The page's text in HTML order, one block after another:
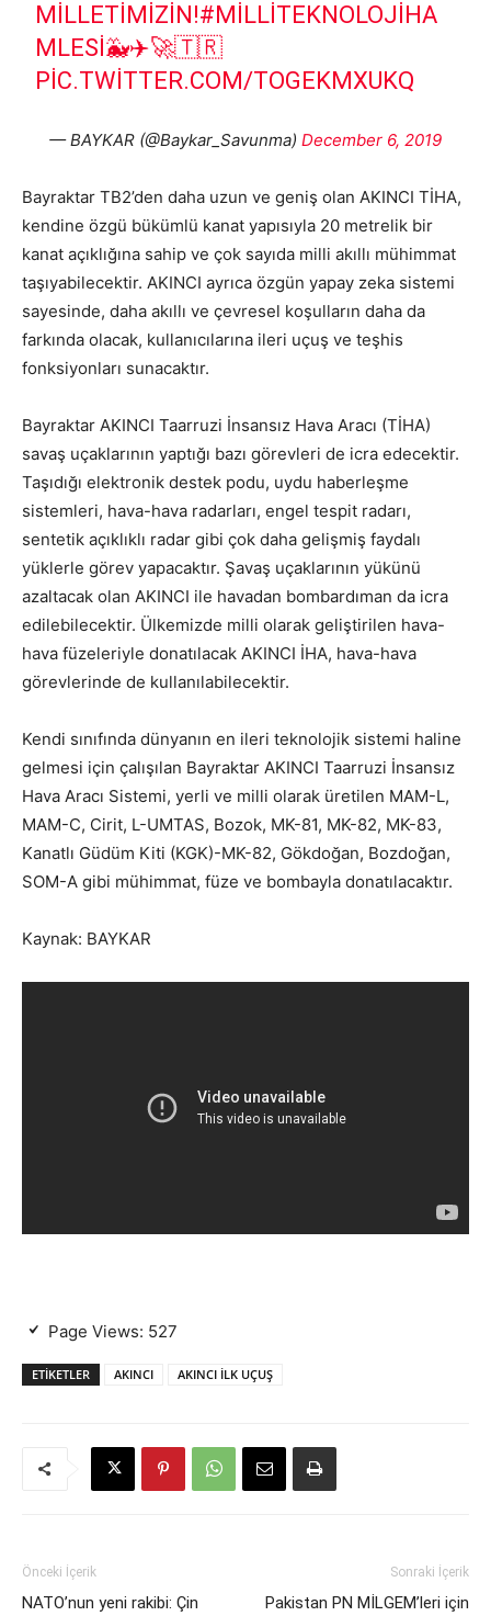
MILLETIMIZIN!#MILLITEKNOLOJIHA
MLESI🐳✈️🚀🇹🇷
PIC.TWITTER.COM/TOGEKMXUKQ
— BAYKAR (@Baykar_Savunma) December 6, 2019
Bayraktar TB2’den daha uzun ve geniş olan AKINCI TİHA,
kendine özgü bükümlü kanat yapısıyla 20 metrelik bir
kanat açıklığına sahip ve çok sayıda milli akıllı mühimmat
taşıyabilecektir. AKINCI ayrıca özgün yapay zeka sistemi
sayesinde, daha akıllı ve çevresel koşulların daha da
farkında olacak, kullanıcılarına ileri uçuş ve teşhis
fonksiyonları sunacaktır.
Bayraktar AKINCI Taarruzi İnsansız Hava Aracı (TİHA)
savaş uçaklarının yaptığı bazı görevleri de icra edecektir.
Taşıdığı elektronik destek podu, uydu haberleşme
sistemleri, hava-hava radarları, engel tespit radarı,
sentetik açıklıklı radar gibi çok daha gelişmiş faydalı
yüklerle görev yapacaktır. Şavaş uçaklarının yükünü
azaltacak olan AKINCI ile havadan bombardıman da icra
edilebilecektir. Ülkemizde milli olarak geliştirilen hava-
hava füzeleriyle donatılacak AKINCI İHA, hava-hava
görevlerinde de kullanılabilecektir.
Kendi sınıfında dünyanın en ileri teknolojik sistemi haline
gelmesi için çalışılan Bayraktar AKINCI Taarruzi İnsansız
Hava Aracı Sistemi, yerli ve milli olarak üretilen MAM-L,
MAM-C, Cirit, L-UMTAS, Bozok, MK-81, MK-82, MK-83,
Kanatlı Güdüm Kiti (KGK)-MK-82, Gökdoğan, Bozdoğan,
SOM-A gibi mühimmat, füze ve bombayla donatılacaktır.
Kaynak: BAYKAR
Page Views: 527
ETIKETLER AKINCI AKINCI İLK UÇUŞ
Önceki İçerik
NATO’nun yeni rakibi: Çin
Sonraki İçerik
Pakistan PN MİLGEM’leri için